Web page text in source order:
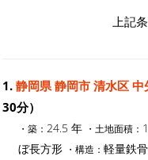
上記
1. 静岡県 静岡市 清水区 中
30分）
・築： 24.5 年 ・土地面積：
ぼ長方形 ・構造： 軽量鉄